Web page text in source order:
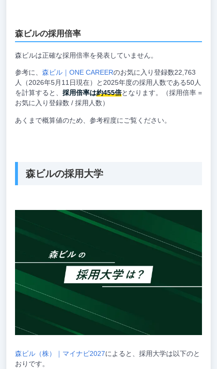
森ビルの採用倍率
森ビルは正確な採用倍率を発表していません。
参考に、 森ビル｜ONE CAREERのお気に入り登録数22,763
人（2026年5月11日現在）と2025年度の採用人数である50人
を計算すると、 採用倍率は約455倍となります。（採用倍率 =
お気に入り登録数 / 採用人数）
あくまで概算値のため、参考程度にご覧ください。
森ビルの採用大学
森ビル（株）｜マイナビ2027によると、採用大学は以下のと
おりです。